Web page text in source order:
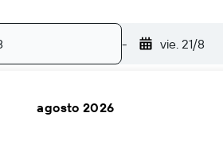
- vie. 21/8
agosto 2026